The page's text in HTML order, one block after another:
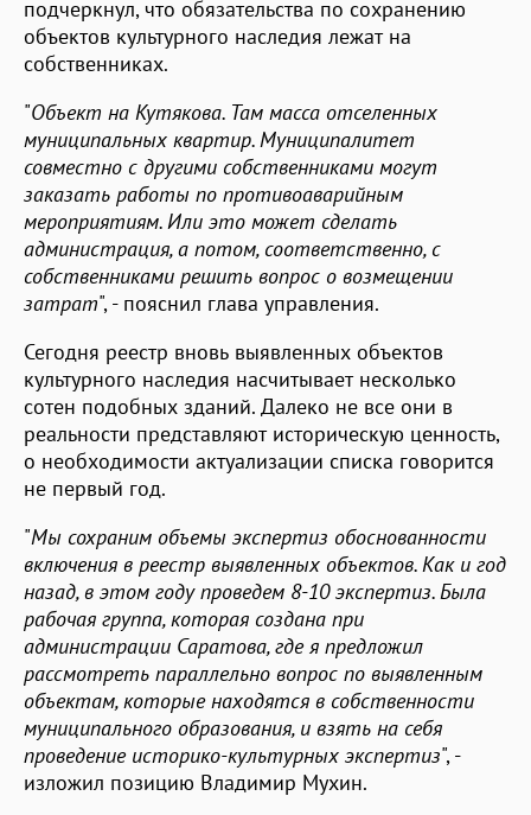
подчеркнул, что обязательства по сохранению
объектов культурного наследия лежат на
собственниках.
"Объект на Кутякова. Там масса отселенных
муниципальных квартир. Муниципалитет
совместно с другими собственниками могут
заказать работы по противоаварийным
мероприятиям. Или это может сделать
администрация, а потом, соответственно, с
собственниками решить вопрос о возмещении
затрат", - пояснил глава управления.
Сегодня реестр вновь выявленных объектов
культурного наследия насчитывает несколько
сотен подобных зданий. Далеко не все они в
реальности представляют историческую ценность,
о необходимости актуализации списка говорится
не первый год.
"Мы сохраним объемы экспертиз обоснованности
включения в реестр выявленных объектов. Как и год
назад, в этом году проведем 8-10 экспертиз. Была
рабочая группа, которая создана при
администрации Саратова, где я предложил
рассмотреть параллельно вопрос по выявленным
объектам, которые находятся в собственности
муниципального образования, и взять на себя
проведение историко-культурных экспертиз", -
изложил позицию Владимир Мухин.